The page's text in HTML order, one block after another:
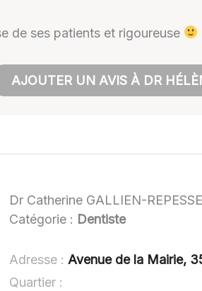
de ses patients et rigoureuse
AJOUTER UN AVIS À DR
Dr Catherine GALLIEN-REPESSE
Catégorie : Dentiste
Adresse : Avenue de la Mairie,
Quartier :